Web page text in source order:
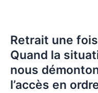
Retrait une
Quand la
nous
l’accès en